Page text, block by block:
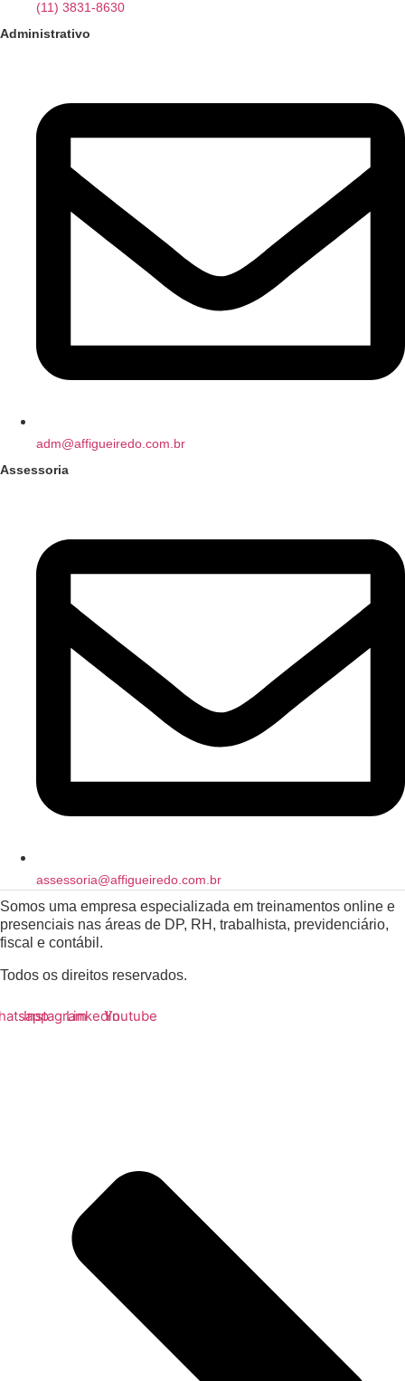
(11) 3831-8630
Administrativo
adm@affigueiredo.com.br
Assessoria
assessoria@affigueiredo.com.br
Somos uma empresa especializada em treinamentos online e
presenciais nas áreas de DP, RH, trabalhista, previdenciário,
fiscal e contábil.
Todos os direitos reservados.
InstagramLinkedinYoutube